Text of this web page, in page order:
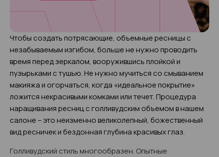
Чтобы создать потрясающие, объемные ресницы с
незабываемым изгибом, больше не нужно проводить
время перед зеркалом, вооружившись плойкой и
пузырьками с тушью. Не нужно мучиться со смыванием
макияжа и огорчаться, когда «идеальное покрытие»
ложится некрасивыми комками или течет. Процедура
наращивания ресниц с голливудским объемом в нашем
салоне – это неизменно великолепный, божественный
вид ресничек и бездонная глубина красивых глаз.
Голливудский стиль многообразен. Опытные